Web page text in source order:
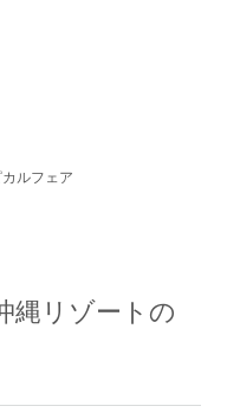
ルフェア
縄リゾートの